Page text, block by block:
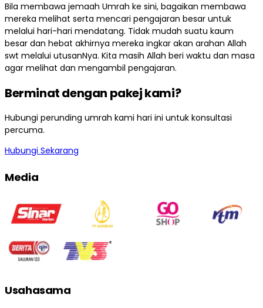
Bila membawa jemaah Umrah ke sini, bagaikan membawa
mereka melihat serta mencari pengajaran besar untuk
melalui hari-hari mendatang. Tidak mudah suatu kaum
besar dan hebat akhirnya mereka ingkar akan arahan Allah
swt melalui utusanNya. Kita masih Allah beri waktu dan masa
agar melihat dan mengambil pengajaran.
Berminat dengan pakej kami?
Hubungi perunding umrah kami hari ini untuk konsultasi
percuma.
Hubungi Sekarang
Media
Usahasama